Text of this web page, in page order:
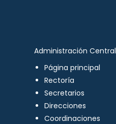
Administración Central
Página principal
Rectoría
Secretarios
Direcciones
Coordinaciones